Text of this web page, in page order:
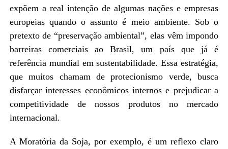
expõem a real intenção de algumas nações e empresas
europeias quando o assunto é meio ambiente. Sob o
pretexto de “preservação ambiental”, elas vêm impondo
barreiras comerciais ao Brasil, um país que já é
referência mundial em sustentabilidade. Essa estratégia,
que muitos chamam de protecionismo verde, busca
disfarçar interesses econômicos internos e prejudicar a
competitividade de nossos produtos no mercado
internacional.
A Moratória da Soja, por exemplo, é um reflexo claro